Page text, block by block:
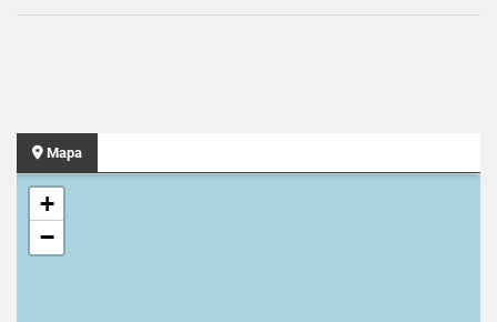
Mapa
+
−